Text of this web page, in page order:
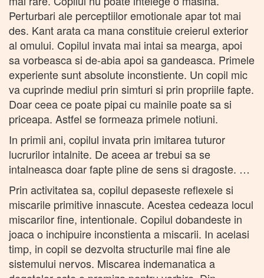
Perturbari ale perceptiilor emotionale apar tot mai
des. Kant arata ca mana constituie creierul exterior
al omului. Copilul invata mai intai sa mearga, apoi
sa vorbeasca si de-abia apoi sa gandeasca. Primele
experiente sunt absolute inconstiente. Un copil mic
va cuprinde mediul prin simturi si prin propriile fapte.
Doar ceea ce poate pipai cu mainile poate sa si
priceapa. Astfel se formeaza primele notiuni.
In primii ani, copilul invata prin imitarea tuturor
lucrurilor intalnite. De aceea ar trebui sa se
intalneasca doar fapte pline de sens si dragoste. …
Prin activitatea sa, copilul depaseste reflexele si
miscarile primitive innascute. Acestea cedeaza locul
miscarilor fine, intentionale. Copilul dobandeste in
joaca o inchipuire inconstienta a miscarii. In acelasi
timp, in copil se dezvolta structurile mai fine ale
sistemului nervos. Miscarea indemanatica a